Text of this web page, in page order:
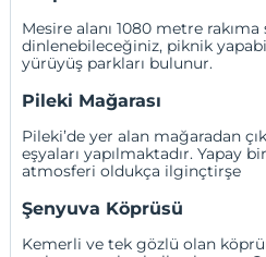
Mesire alanı 1080 metre
dinlenebileceğiniz, piknik
yürüyüş parkları bulunur.
Pileki Mağarası
Pileki’de yer alan mağaradan
eşyaları yapılmaktadır. Yapay
atmosferi oldukça ilginçtirşe
Şenyuva Köprüsü
Kemerli ve tek gözlü olan